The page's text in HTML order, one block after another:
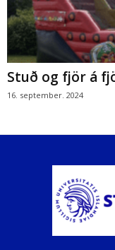
Stuð og fjör á
16. september. 2024